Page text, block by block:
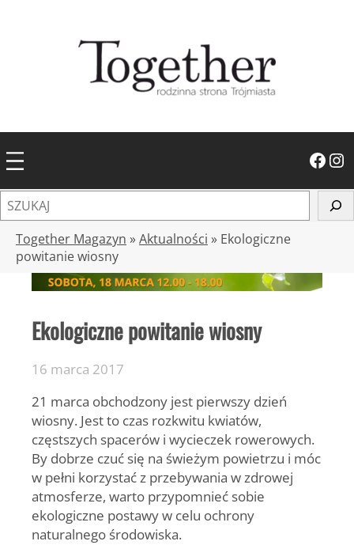
Facebook Instagram
z
Together Magazyn »Aktualności » Ekologiczne
powitanie wiosny
Ekologiczne powitanie wiosny
16 marca 2017
21 marca obchodzony jest pierwszy dzień
wiosny. Jest to czas rozkwitu kwiatów,
częstszych spacerów i wycieczek rowerowych.
By dobrze czuć się na świeżym powietrzu i móc
w pełni korzystać z przebywania w zdrowej
atmosferze, warto przypomnieć sobie
ekologiczne postawy w celu ochrony
naturalnego środowiska.